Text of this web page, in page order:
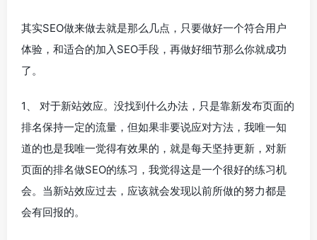
其实SEO做来做去就是那么几点，只要做好一个符合用户
体验，和适合的加入SEO手段，再做好细节那么你就成功
了。
1、 对于新站效应。没找到什么办法，只是靠新发布页面的
排名保持一定的流量，但如果非要说应对方法，我唯一知
道的也是我唯一觉得有效果的，就是每天坚持更新，对新
页面的排名做SEO的练习，我觉得这是一个很好的练习机
会。当新站效应过去，应该就会发现以前所做的努力都是
会有回报的。